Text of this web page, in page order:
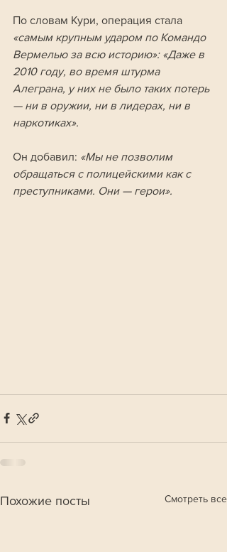
По словам Кури, операция стала
«самым крупным ударом по Командо
Вермелью за всю историю»: «Даже в
2010 году, во время штурма
Алеграна, у них не было таких потерь
— ни в оружии, ни в лидерах, ни в
наркотиках».
Он добавил: «Мы не позволим
обращаться с полицейскими как с
преступниками. Они — герои».
Похожие посты Смотреть все